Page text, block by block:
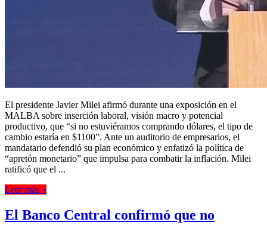
El presidente Javier Milei afirmó durante una exposición en el
MALBA sobre inserción laboral, visión macro y potencial
productivo, que “si no estuviéramos comprando dólares, el tipo de
cambio estaría en $1100”. Ante un auditorio de empresarios, el
mandatario defendió su plan económico y enfatizó la política de
“apretón monetario” que impulsa para combatir la inflación. Milei
ratificó que el ...
Leer más »
El Banco Central confirmó que no